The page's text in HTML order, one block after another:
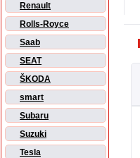
Renault
Rolls-Royce
Saab
SEAT
ŠKODA
smart
Subaru
Suzuki
Tesla